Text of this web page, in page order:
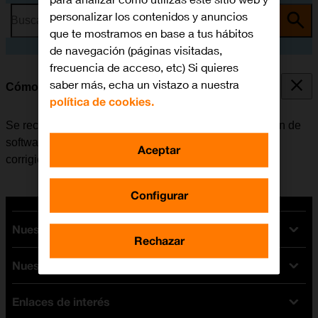
Busca por problema o tema
Cómo actualizar el Apple Watch
Se recomienda actualizar el Apple Watch con la versión de
software más reciente ya que el fabricante suele ir
corrigiendo posibles errores de versiones anteriores.
Nuestras tarifas
Tarifas Orange
Tarifas fibra y móvil
Tarifas móviles
Nuestros dispositivos
Ofertas en móviles
Enlaces de interés
personalizar los contenidos y anuncios
que te mostramos en base a tus hábitos
de navegación (páginas visitadas,
frecuencia de acceso, etc) Si quieres
saber más, echa un vistazo a nuestra
política de cookies.
Configurar
Rechazar
Aceptar